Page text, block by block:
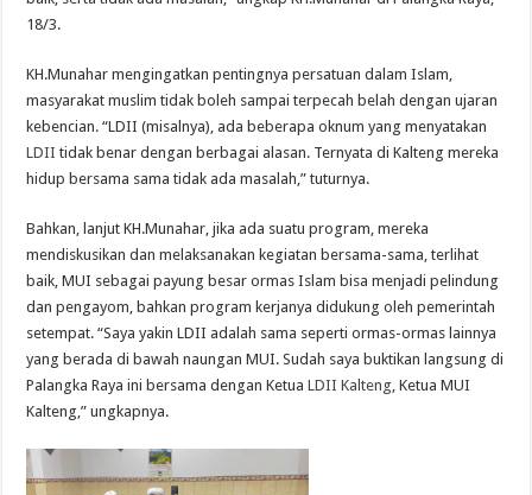
18/3.
KH.Munahar mengingatkan pentingnya persatuan dalam Islam,
masyarakat muslim tidak boleh sampai terpecah belah dengan ujaran
kebencian. “LDII (misalnya), ada beberapa oknum yang menyatakan
LDII tidak benar dengan berbagai alasan. Ternyata di Kalteng mereka
hidup bersama sama tidak ada masalah,” tuturnya.
Bahkan, lanjut KH.Munahar, jika ada suatu program, mereka
mendiskusikan dan melaksanakan kegiatan bersama-sama, terlihat
baik, MUI sebagai payung besar ormas Islam bisa menjadi pelindung
dan pengayom, bahkan program kerjanya didukung oleh pemerintah
setempat. “Saya yakin LDII adalah sama seperti ormas-ormas lainnya
yang berada di bawah naungan MUI. Sudah saya buktikan langsung di
Palangka Raya ini bersama dengan KetuaLDII Kalteng, Ketua MUI
Kalteng,” ungkapnya.